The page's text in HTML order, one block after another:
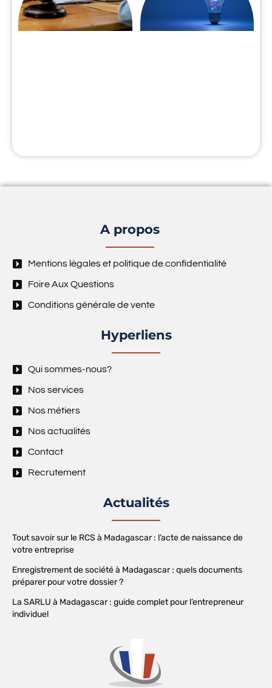
A propos
Mentions légales et politique de confidentialité
Foire Aux Questions
Conditions générale de vente
Hyperliens
Qui sommes-nous?
Nos services
Nos métiers
Nos actualités
Contact
Recrutement
Actualités
Tout savoir sur le RCS à Madagascar : l’acte de naissance de
votre entreprise
Enregistrement de société à Madagascar : quels documents
préparer pour votre dossier ?
La SARLU à Madagascar : guide complet pour l’entrepreneur
individuel